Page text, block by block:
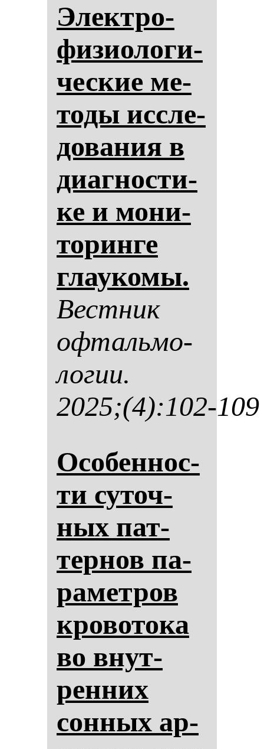
Элек­тро­
фи­зи­оло­ги­
чес­кие ме­
то­ды ис­сле­
до­ва­ния в
ди­аг­нос­ти­
ке и мо­ни­
то­рин­ге
гла­уко­мы.
Вес­тник
оф­таль­мо­
ло­гии.
2025;(4):102-109
Осо­бен­нос­
ти су­точ­
ных пат­
тер­нов па­
ра­мет­ров
кро­во­то­ка
во внут­
рен­них
сон­ных ар­